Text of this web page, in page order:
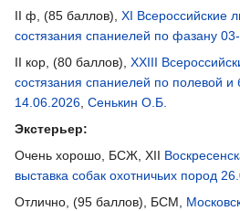
II ф, (85 баллов), XI Всероссийские
состязания спаниелей по фазану
II кор, (80 баллов), XXIII
состязания спаниелей по полевой и
14.06.2026, Сенькин О.Б.
Экстерьер:
Очень хорошо, БСЖ, XII
выставка собак охотничьих пород
Отлично, (95 баллов), БСМ,